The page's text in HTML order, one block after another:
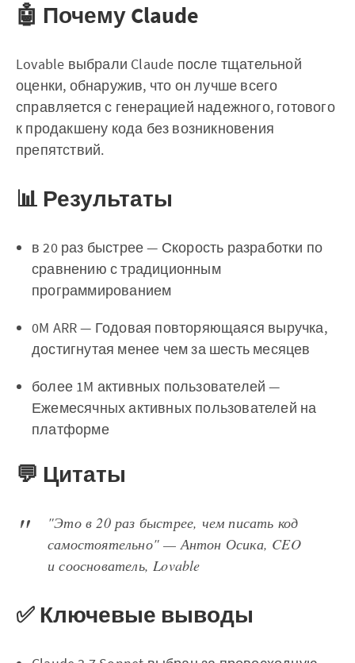
🤖 Почему Claude
Lovable выбрали Claude после тщательной
оценки, обнаружив, что он лучше всего
справляется с генерацией надежного, готового
к продакшену кода без возникновения
препятствий.
📊 Результаты
в 20 раз быстрее — Скорость разработки по
сравнению с традиционным
программированием
0M ARR — Годовая повторяющаяся выручка,
достигнутая менее чем за шесть месяцев
более 1M активных пользователей —
Ежемесячных активных пользователей на
платформе
💬 Цитаты
"Это в 20 раз быстрее, чем писать код
самостоятельно" — Антон Осика, CEO
и сооснователь, Lovable
✅ Ключевые выводы